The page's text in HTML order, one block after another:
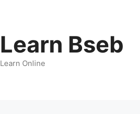
Learn Bseb
Learn Online